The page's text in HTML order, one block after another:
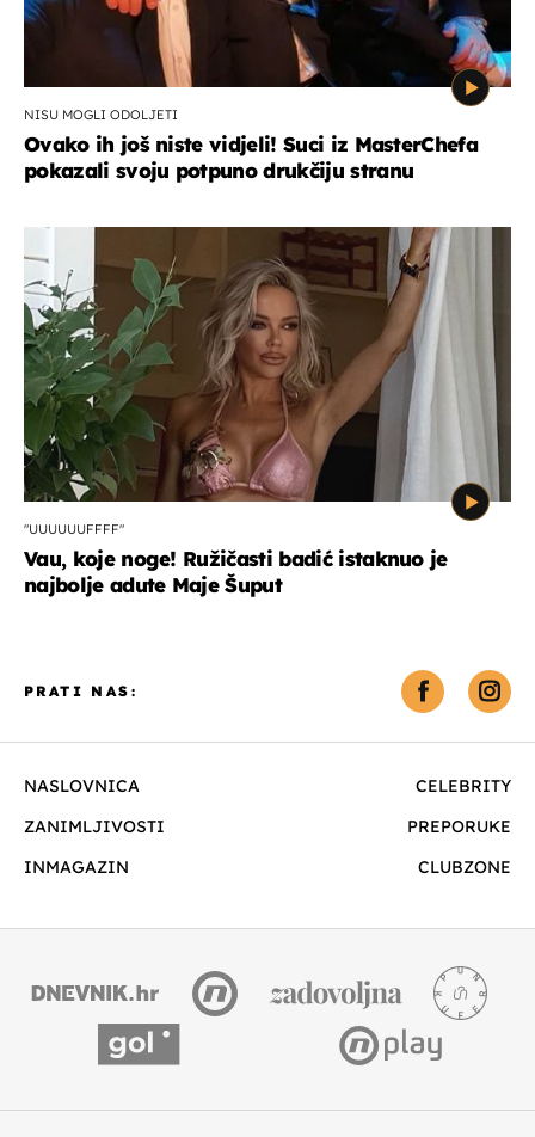
NISU MOGLI ODOLJETI
Ovako ih još niste vidjeli! Suci iz MasterChefa
pokazali svoju potpuno drukčiju stranu
"UUUUUUFFFF"
Vau, koje noge! Ružičasti badić istaknuo je
najbolje adute Maje Šuput
NASLOVNICA
CELEBRITY
ZANIMLJIVOSTI
PREPORUKE
INMAGAZIN
CLUBZONE
PRATI NAS: